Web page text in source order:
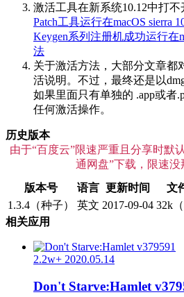
激活工具在新系统10.12中打不
Patch工具运行在macOS sierra
Keygen系列注册机成功运行在
法
关于激活方法，大部分文章都
活说明。不过，最终还是以
如果里面只有单独的 .app或者
任何激活操作。
历史版本
由于“百度云”限速严重且分享时默
通网盘”下载，限速没
版本号
语言 更新时间 文
1.3.4（种子）
英文 2017-09-04 32k（
相关应用
2.2w+ 2020.05.14
Don't Starve:Hamlet